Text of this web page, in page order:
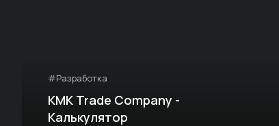
#Разработка
KMK Trade Company -
Калькулятор